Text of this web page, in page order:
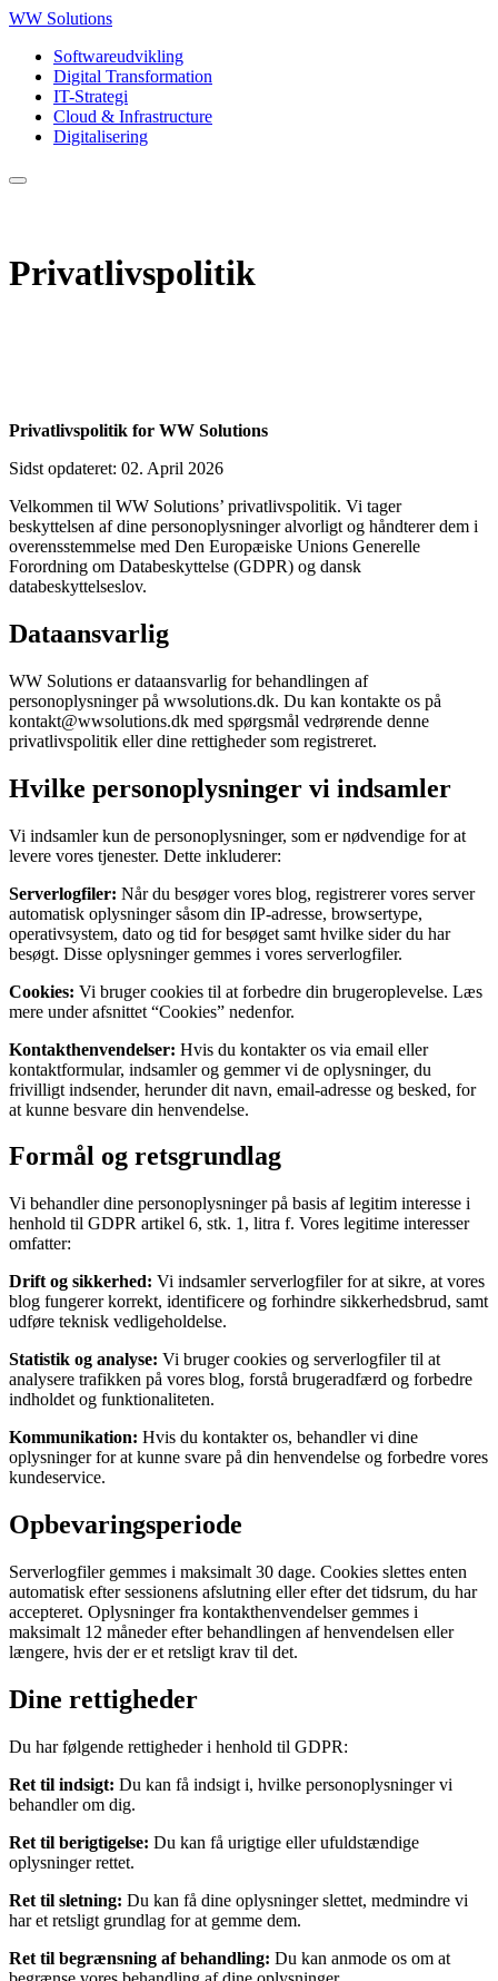
WW Solutions
Softwareudvikling
Digital Transformation
IT-Strategi
Cloud & Infrastructure
Digitalisering
Privatlivspolitik
Privatlivspolitik for WW Solutions
Sidst opdateret: 02. April 2026
Velkommen til WW Solutions’ privatlivspolitik. Vi tager
beskyttelsen af dine personoplysninger alvorligt og håndterer dem i
overensstemmelse med Den Europæiske Unions Generelle
Forordning om Databeskyttelse (GDPR) og dansk
databeskyttelseslov.
Dataansvarlig
WW Solutions er dataansvarlig for behandlingen af
personoplysninger på wwsolutions.dk. Du kan kontakte os på
kontakt@wwsolutions.dk med spørgsmål vedrørende denne
privatlivspolitik eller dine rettigheder som registreret.
Hvilke personoplysninger vi indsamler
Vi indsamler kun de personoplysninger, som er nødvendige for at
levere vores tjenester. Dette inkluderer:
Serverlogfiler: Når du besøger vores blog, registrerer vores server
automatisk oplysninger såsom din IP-adresse, browsertype,
operativsystem, dato og tid for besøget samt hvilke sider du har
besøgt. Disse oplysninger gemmes i vores serverlogfiler.
Cookies: Vi bruger cookies til at forbedre din brugeroplevelse. Læs
mere under afsnittet “Cookies” nedenfor.
Kontakthenvendelser: Hvis du kontakter os via email eller
kontaktformular, indsamler og gemmer vi de oplysninger, du
frivilligt indsender, herunder dit navn, email-adresse og besked, for
at kunne besvare din henvendelse.
Formål og retsgrundlag
Vi behandler dine personoplysninger på basis af legitim interesse i
henhold til GDPR artikel 6, stk. 1, litra f. Vores legitime interesser
omfatter:
Drift og sikkerhed: Vi indsamler serverlogfiler for at sikre, at vores
blog fungerer korrekt, identificere og forhindre sikkerhedsbrud, samt
udføre teknisk vedligeholdelse.
Statistik og analyse: Vi bruger cookies og serverlogfiler til at
analysere trafikken på vores blog, forstå brugeradfærd og forbedre
indholdet og funktionaliteten.
Kommunikation: Hvis du kontakter os, behandler vi dine
oplysninger for at kunne svare på din henvendelse og forbedre vores
kundeservice.
Opbevaringsperiode
Serverlogfiler gemmes i maksimalt 30 dage. Cookies slettes enten
automatisk efter sessionens afslutning eller efter det tidsrum, du har
accepteret. Oplysninger fra kontakthenvendelser gemmes i
maksimalt 12 måneder efter behandlingen af henvendelsen eller
længere, hvis der er et retsligt krav til det.
Dine rettigheder
Du har følgende rettigheder i henhold til GDPR:
Ret til indsigt: Du kan få indsigt i, hvilke personoplysninger vi
behandler om dig.
Ret til berigtigelse: Du kan få urigtige eller ufuldstændige
oplysninger rettet.
Ret til sletning: Du kan få dine oplysninger slettet, medmindre vi
har et retsligt grundlag for at gemme dem.
Ret til begrænsning af behandling: Du kan anmode os om at